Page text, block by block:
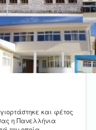
και φέτος
η Πανελλήνια